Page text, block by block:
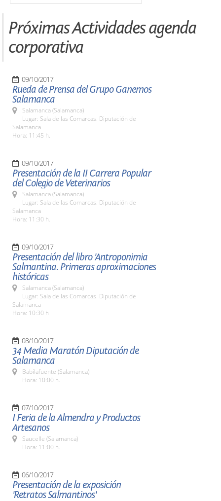
Próximas Actividades agenda
corporativa
09/10/2017
Rueda de Prensa del Grupo Ganemos
Salamanca
Salamanca (Salamanca)
Lugar: Sala de las Comarcas. Diputación de
Salamanca
Hora: 11:45 h.
09/10/2017
Presentación de la II Carrera Popular
del Colegio de Veterinarios
Salamanca (Salamanca)
Lugar: Sala de las Comarcas. Diputación de
Salamanca
Hora: 11:30 h.
09/10/2017
Presentación del libro 'Antroponimia
Salmantina. Primeras aproximaciones
históricas
Salamanca (Salamanca)
Lugar: Sala de las Comarcas. Diputación de
Salamanca
Hora: 10:30 h
08/10/2017
34 Media Maratón Diputación de
Salamanca
Babilafuente (Salamanca)
Hora: 10:00 h.
07/10/2017
I Feria de la Almendra y Productos
Artesanos
Saucelle (Salamanca)
Hora: 11:00 h.
06/10/2017
Presentación de la exposición
'Retratos Salmantinos'